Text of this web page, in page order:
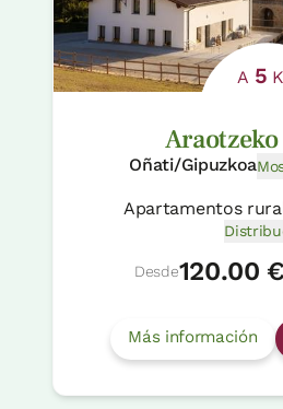
A 5
Oñati/Gipuzkoa
Apartamentos
Desde120.00 €
Más información